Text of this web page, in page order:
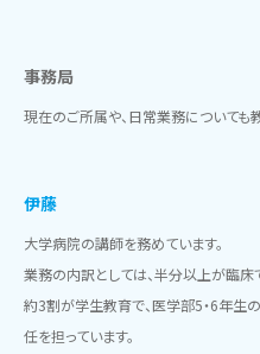
事務局
現在のご所属や、日常業務についても教
伊藤
大学病院の講師を務めています。
業務の内訳としては、半分以上が臨床
約3割が学生教育で、医学部5・6年生
任を担っています。